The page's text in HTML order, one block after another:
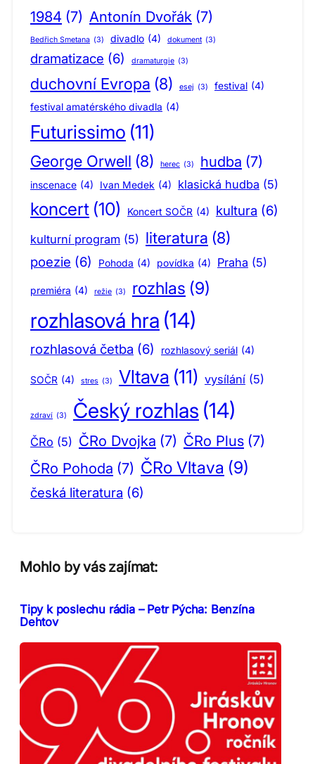
1984 (7) Antonín Dvořák (7)
Bedřich Smetana (3) divadlo (4) dokument (3)
dramatizace (6) dramaturgie (3)
duchovní Evropa (8) esej (3) festival (4)
festival amatérského divadla (4)
Futurissimo (11)
George Orwell (8) herec (3) hudba (7)
inscenace (4) Ivan Medek (4) klasická hudba (5)
koncert (10) Koncert SOČR (4) kultura (6)
kulturní program (5) literatura (8)
poezie (6) Pohoda (4) povídka (4) Praha (5)
premiéra (4) režie (3) rozhlas (9)
rozhlasová hra (14)
rozhlasová četba (6) rozhlasový seriál (4)
SOČR (4) stres (3) Vltava (11) vysílání (5)
zdraví (3) Český rozhlas (14)
ČRo (5) ČRo Dvojka (7) ČRo Plus (7)
ČRo Pohoda (7) ČRo Vltava (9)
česká literatura (6)
Mohlo by vás zajímat:
Tipy k poslechu rádia – Petr Pýcha: Benzína
Dehtov